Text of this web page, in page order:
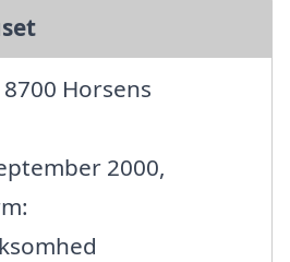
Horsens
2000,